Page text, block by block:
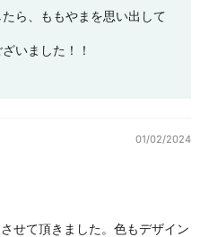
ら、ももやまを思い出して
いました！！
01/02/2024
せて頂きました。色もデザイン